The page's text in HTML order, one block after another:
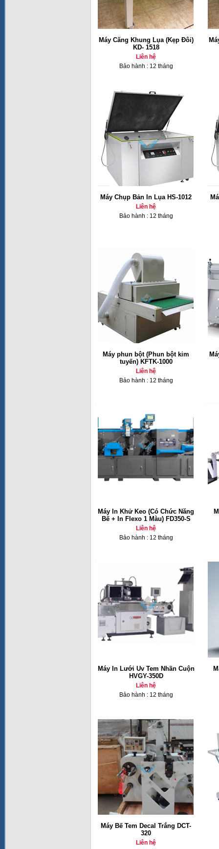
Máy Căng Khung Lụa (Kẹp Đôi)
KD- 1518
Liên hệ
Bảo hành : 12 tháng
Máy Chụp Bản In Lụa HS-1012
Liên hệ
Bảo hành : 12 tháng
Máy phun bột (Phun bột kim
tuyến) KFTK-1000
Liên hệ
Bảo hành : 12 tháng
Máy In Khử Keo (Có Chức Năng
Bế + In Flexo 1 Màu) FD350-S
Liên hệ
Bảo hành : 12 tháng
Máy In Lưới Uv Tem Nhãn Cuộn
HVGY-350D
Liên hệ
Bảo hành : 12 tháng
Máy Bế Tem Decal Trắng DCT-
320
Liên hệ